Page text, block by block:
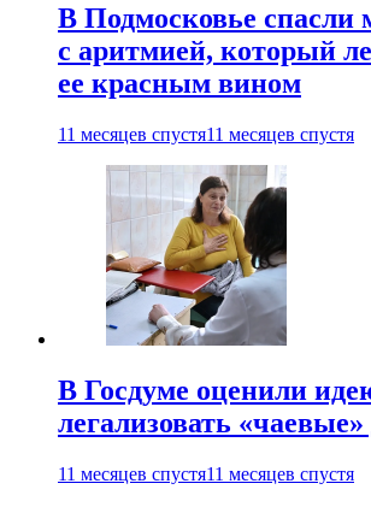
В Подмосковье спасли
с аритмией, который
ее красным вином
11 месяцев спустя11 месяцев спустя
В Госдуме оценили
легализовать
11 месяцев спустя11 месяцев спустя